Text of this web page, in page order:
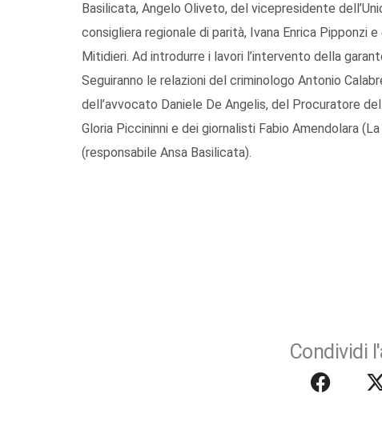
Basilicata, Angelo Oliveto, del vicepresidente
consigliera regionale di parità, Ivana Enrica Pipponzi
Mitidieri. Ad introdurre i lavori l’intervento della
Seguiranno le relazioni del criminologo Antonio
dell’avvocato Daniele De Angelis, del Procuratore
Gloria Piccininni e dei giornalisti Fabio Amendolara
(responsabile Ansa Basilicata).
Condividi